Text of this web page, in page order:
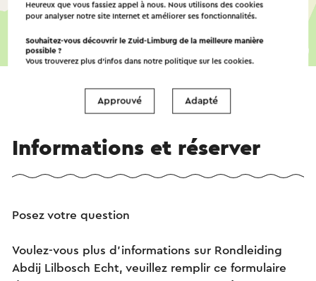
→ Planifier votre itinéraire
Informations et réserver
Posez votre question
Voulez-vous plus d’informations sur Rondleiding
Abdij Lilbosch Echt, veuillez remplir ce formulaire
Heureux que vous fassiez appel à nous. Nous utilisons des cookies
pour analyser notre site Internet et améliorer ses fonctionnalités.
Souhaitez-vous découvrir le Zuid-Limburg de la meilleure manière
possible ?
Vous trouverez plus d’infos dans notre politique sur lescookies.
Approuvé Adapté